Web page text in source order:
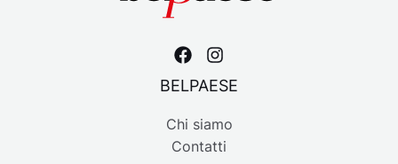
BELPAESE
Chi siamo
Contatti